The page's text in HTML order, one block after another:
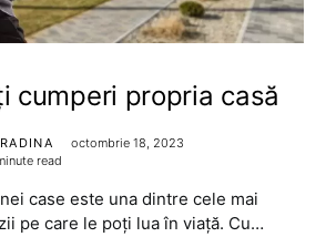
cumperi propria casă
octombrie 18, 2023
read
case este una dintre cele mai
pe care le poți lua în viață. Cu…